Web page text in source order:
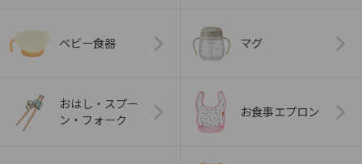
ベビー食器 マグ
おはし・スプー
ン・フォーク
お食事エプロン